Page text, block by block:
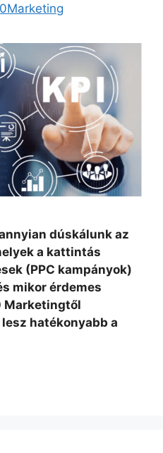
dúskálunk az
a kattintás
(PPC kampányok)
mikor érdemes
Marketingtől
hatékonyabb a